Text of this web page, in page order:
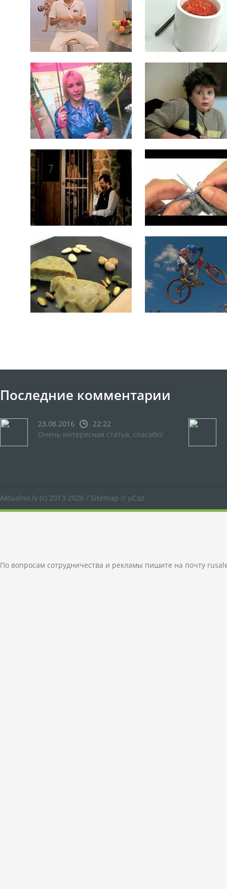
Последние комментарии
23.08.2016
22:22
Очень интересная статья, спасибо!
Aktualno.lv (c) 2013-2026 / Sitemap // uCoz
По вопросам сотрудничества и рекламы пишите на почту